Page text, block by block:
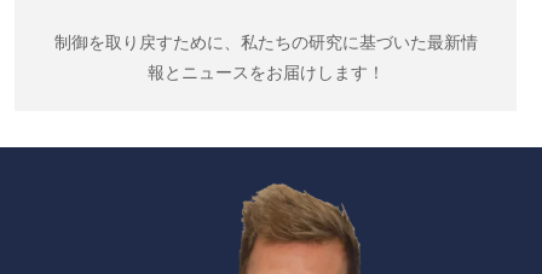
制御を取り戻すために、私たちの研究に基づいた最新情
報とニュースをお届けします！